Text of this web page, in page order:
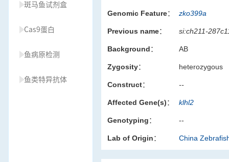
斑马鱼试剂盒
Cas9蛋白
鱼病原检测
鱼类特异抗体
Genomic Feature： zko399a
Previous name： si:ch211-
Background： AB
Zygosity： heterozygous
Construct： --
Affected Gene(s)： klhl2
Genotyping： --
Lab of Origin： China